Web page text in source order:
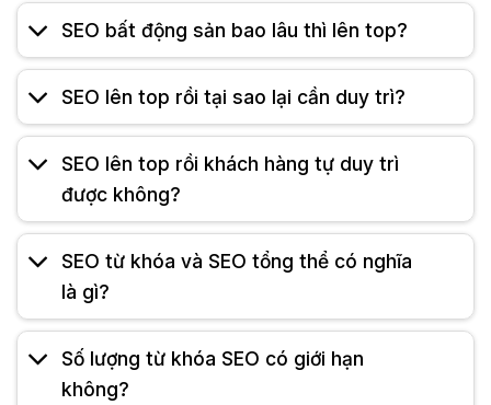
SEO bất động sản bao lâu thì lên top?
SEO lên top rồi tại sao lại cần duy trì?
SEO lên top rồi khách hàng tự duy trì
được không?
SEO từ khóa và SEO tổng thể có nghĩa
là gì?
Số lượng từ khóa SEO có giới hạn
không?